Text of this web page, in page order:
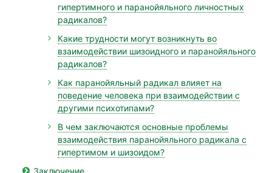
гипертимного и паранойяльного личностных
радикалов?
Какие трудности могут возникнуть во
взаимодействии шизоидного и паранойяльного
радикалов?
Как паранойяльный радикал влияет на
поведение человека при взаимодействии с
другими психотипами?
В чем заключаются основные проблемы
взаимодействия паранойяльного радикала с
гипертимом и шизоидом?
Заключение